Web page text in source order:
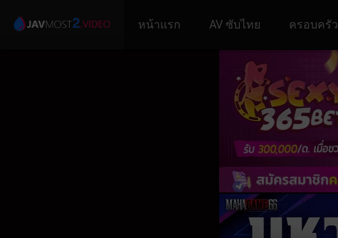
หน้าแรก AV ซับไทย ครอบครัว